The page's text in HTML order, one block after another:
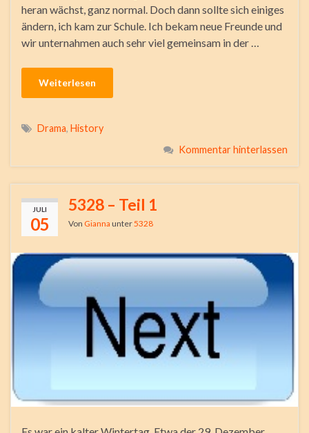
heran wächst, ganz normal. Doch dann sollte sich einiges
ändern, ich kam zur Schule. Ich bekam neue Freunde und
wir unternahmen auch sehr viel gemeinsam in der …
Weiterlesen
Drama, History
Kommentar hinterlassen
JULI
05
5328 – Teil 1
Von Gianna unter 5328